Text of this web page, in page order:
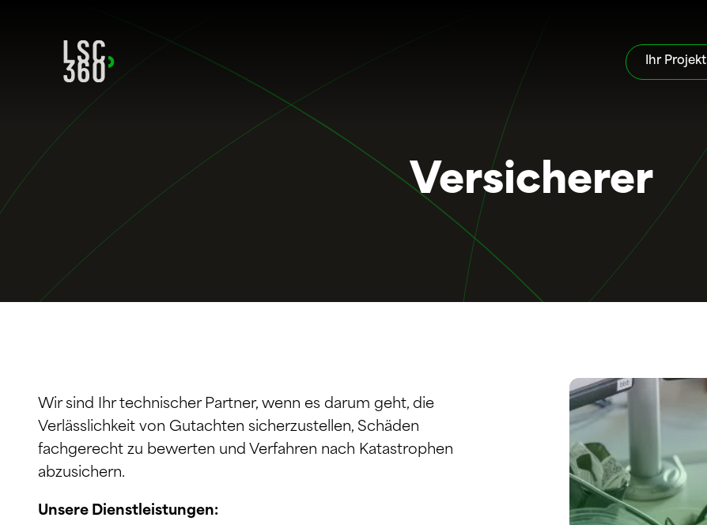
Ihr Projekt
Versicherer
Wir sind Ihr technischer Partner, wenn es darum geht, die
Verlässlichkeit von Gutachten sicherzustellen, Schäden
fachgerecht zu bewerten und Verfahren nach Katastrophen
abzusichern.
Unsere Dienstleistungen: